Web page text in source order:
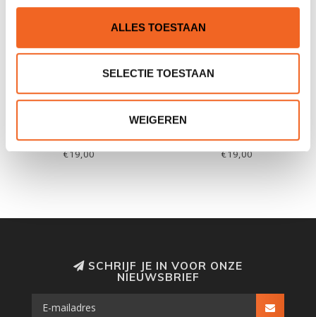
ALLES TOESTAAN
SELECTIE TOESTAAN
WEIGEREN
KANO-NATUUR ROUTES,
€19,00
KANO-NATUUR ROUTES,
€19,00
SCHRIJF JE IN VOOR ONZE
NIEUWSBRIEF